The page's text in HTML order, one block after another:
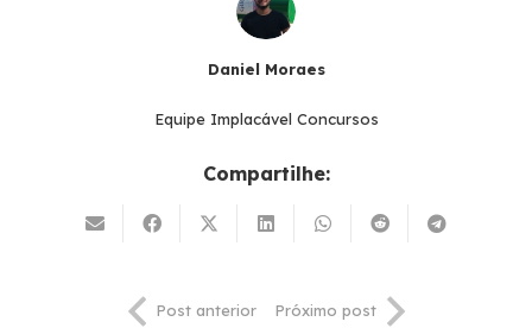
Daniel Moraes
Equipe Implacável Concursos
Compartilhe:
Post anterior Próximo post